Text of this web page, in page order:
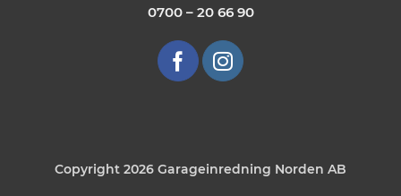
0700 – 20 66 90
Copyright 2026 Garageinredning Norden AB